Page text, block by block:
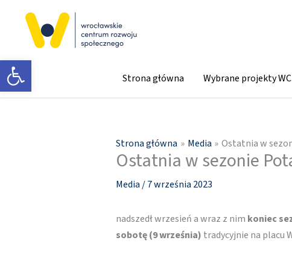
Otwórz pasek narzędzi Strona główna Wybrane projekty
Strona główna Media Ostatnia w
Ostatnia w sezonie
Media /7 września 2023
nadszedł wrzesień a wraz z nim koniec
sobotę (9 września) tradycyjnie na placu